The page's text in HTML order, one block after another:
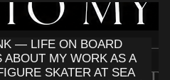
— LIFE ON BOARD
MY WORK AS A
SKATER AT SEA